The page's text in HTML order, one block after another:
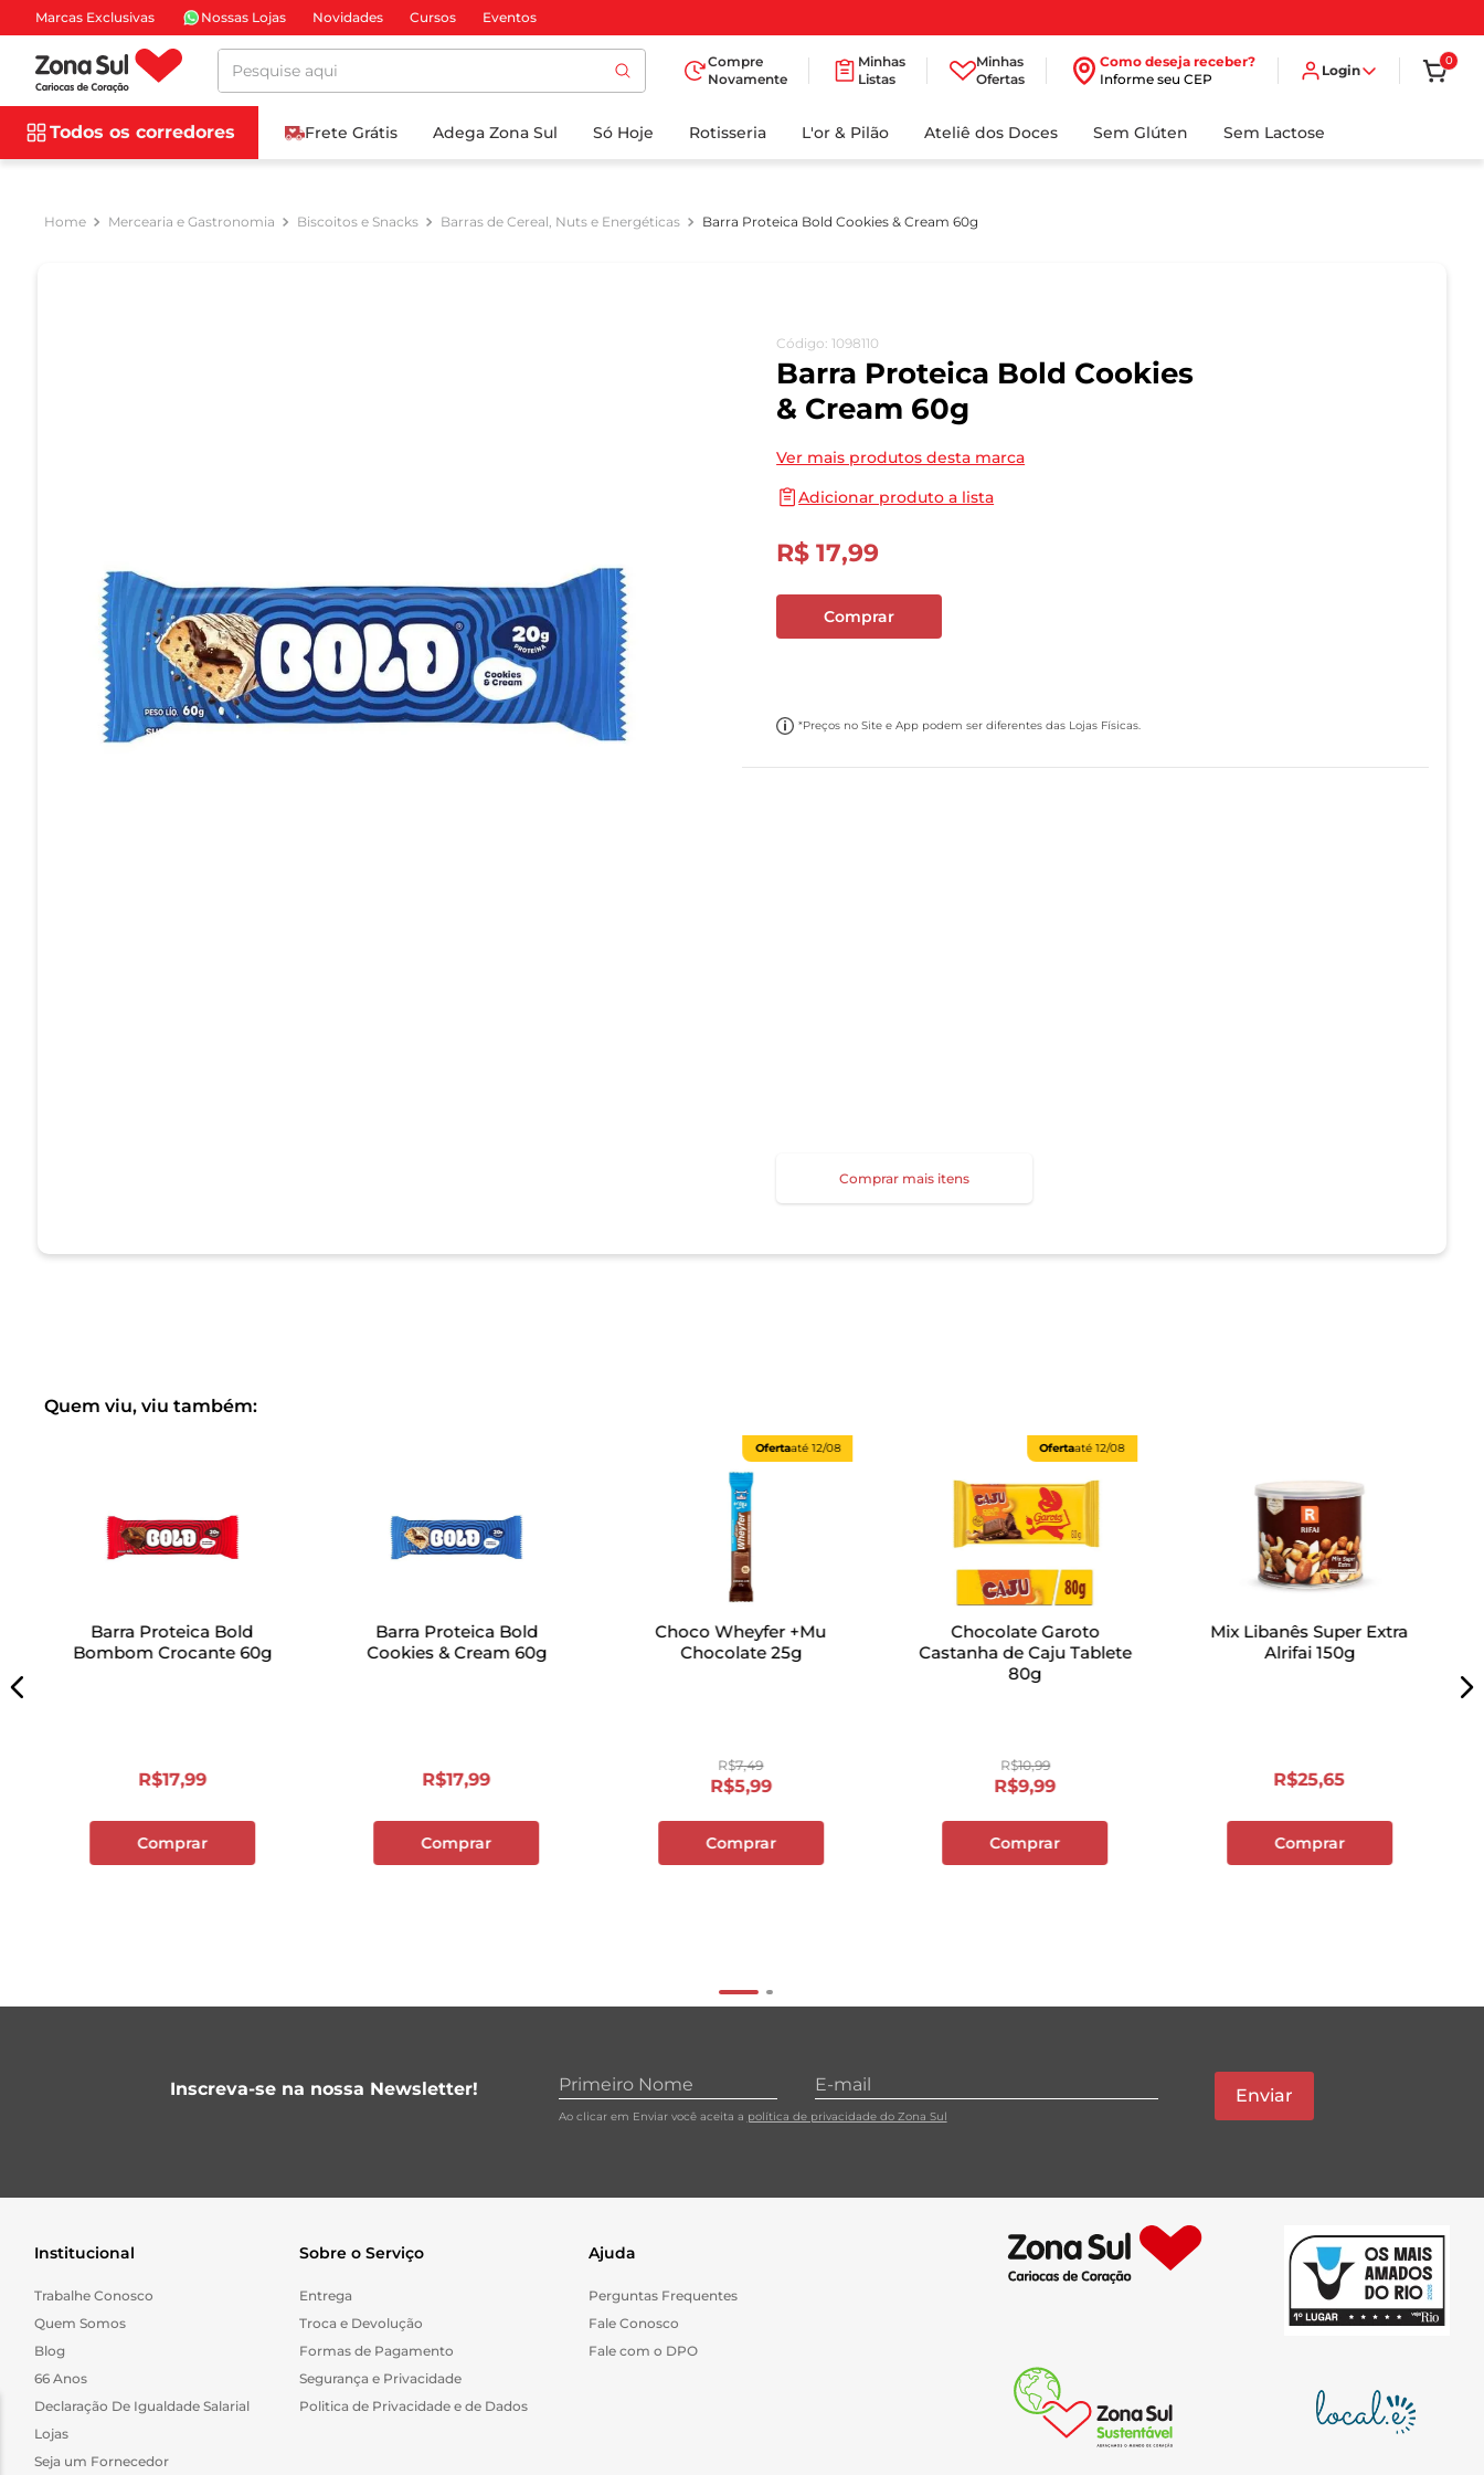
Marcas Exclusivas Nossas Lojas Novidades Cursos Eventos
Pesquise aqui
Compre
Novamente
Minhas
Listas
Minhas
Ofertas
Como deseja receber?
Informe seu CEP
Login
0
Todos os corredores Frete Grátis Adega Zona Sul Só Hoje Rotisseria L'or & Pilão Ateliê dos Doces Sem Glúten Sem Lactose
Mercearia e Gastronomia Biscoitos e Snacks Barras de Cereal, Nuts e Energéticas Barra Proteica Bold Cookies & Cream 60g
Código: 1098110
Barra Proteica Bold Cookies
& Cream 60g
Ver mais produtos desta marca
Adicionar produto a lista
R$ 17,99
Comprar
*Preços no Site e App podem ser diferentes das Lojas Físicas.
Comprar mais itens
Quem viu, viu também:
Barra Proteica Bold
Bombom Crocante 60g
R$17,99
Comprar
Barra Proteica Bold
Cookies & Cream 60g
R$17,99
Comprar
Ofertaaté12/08
Choco Wheyfer +Mu
Chocolate 25g
R$7,49
R$5,99
Comprar
Ofertaaté12/08
Chocolate Garoto
Castanha de Caju Tablete
80g
R$10,99
R$9,99
Comprar
Mix Libanês Super Extra
Alrifai 150g
R$25,65
Comprar
Inscreva-se na nossa Newsletter!
Ao clicar em Enviar você aceita a política de privacidade do Zona Sul
Enviar
Institucional
Trabalhe Conosco
Quem Somos
Blog
66 Anos
Declaração De Igualdade Salarial
Lojas
Seja um Fornecedor
Sobre o Serviço
Entrega
Troca e Devolução
Formas de Pagamento
Segurança e Privacidade
Politica de Privacidade e de Dados
Ajuda
Perguntas Frequentes
Fale Conosco
Fale com o DPO
BUSCADOS